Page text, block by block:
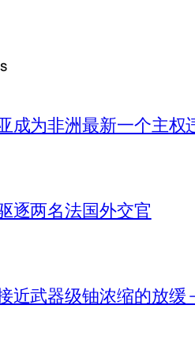
成为非洲最新一个主权
逐两名法国外交官
近武器级铀浓缩的放缓